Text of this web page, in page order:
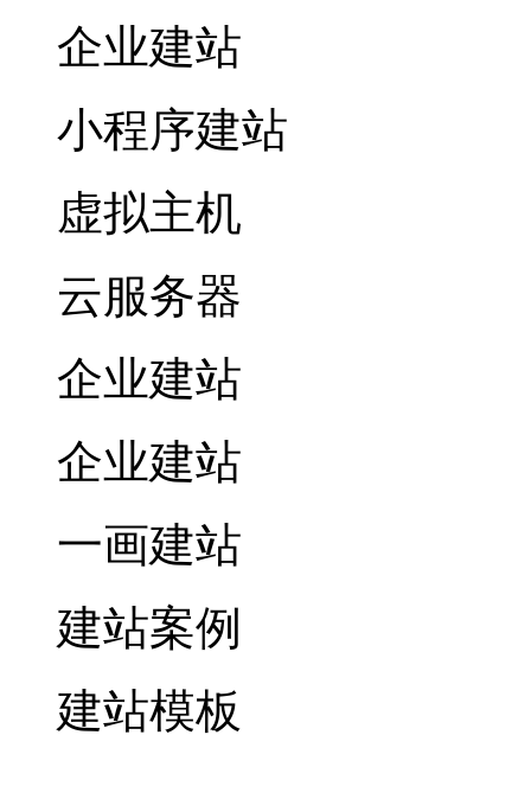
企业建站
小程序建站
虚拟主机
云服务器
企业建站
企业建站
一画建站
建站案例
建站模板